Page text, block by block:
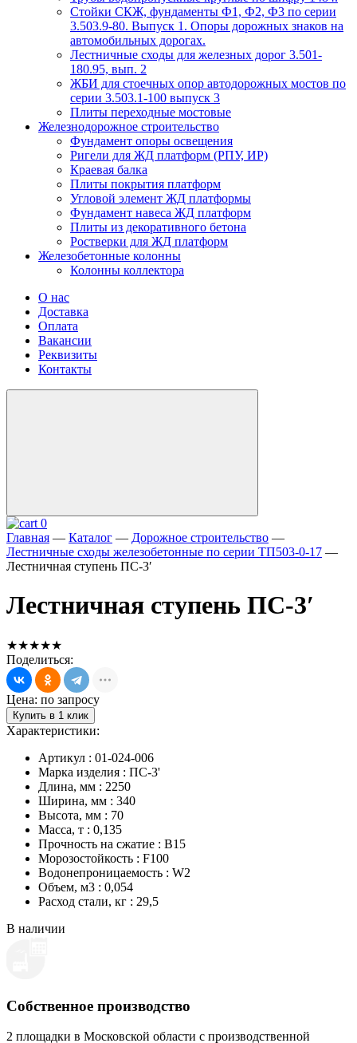
Стойки СКЖ, фундаменты Ф1, Ф2, Ф3 по серии
3.503.9-80. Выпуск 1. Опоры дорожных знаков на
автомобильных дорогах.
Лестничные сходы для железных дорог 3.501-
180.95, вып. 2
ЖБИ для стоечных опор автодорожных мостов по
серии 3.503.1-100 выпуск 3
Плиты переходные мостовые
Железнодорожное строительство
Фундамент опоры освещения
Ригели для ЖД платформ (РПУ, ИР)
Краевая балка
Плиты покрытия платформ
Угловой элемент ЖД платформы
Фундамент навеса ЖД платформ
Плиты из декоративного бетона
Ростверки для ЖД платформ
Железобетонные колонны
Колонны коллектора
О нас
Доставка
Оплата
Вакансии
Реквизиты
Контакты
0
Главная — Каталог — Дорожное строительство —
Лестничные сходы железобетонные по серии ТП503-0-17 —
Лестничная ступень ПС-3′
Лестничная ступень ПС-3′
★★★★★
Поделиться:
Цена: по запросу
Купить в 1 клик
Характеристики:
Артикул : 01-024-006
Марка изделия : ПС-3'
Длина, мм : 2250
Ширина, мм : 340
Высота, мм : 70
Масса, т : 0,135
Прочность на сжатие : B15
Морозостойкость : F100
Водонепроницаемость : W2
Объем, м3 : 0,054
Расход стали, кг : 29,5
В наличии
Собственное производство
2 площадки в Московской области с производственной